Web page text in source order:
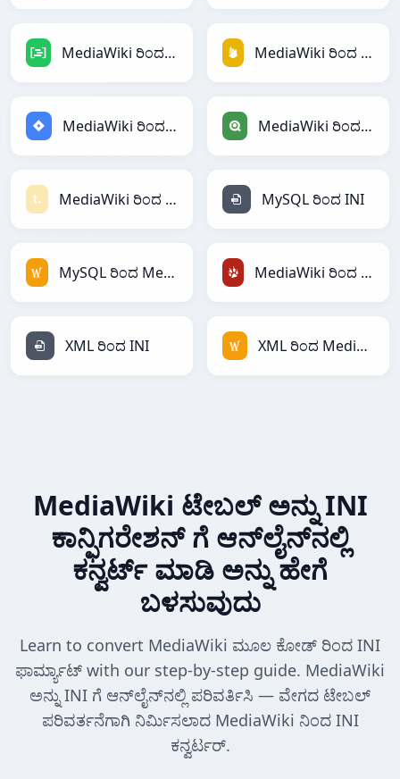
MediaWiki ರಿಂದ DAX MediaWiki ರಿಂದ Firebase
MediaWiki ರಿಂದ Jira MediaWiki ರಿಂದ Qlik
MediaWiki ರಿಂದ Textile MySQL ರಿಂದ INI
MySQL ರಿಂದ MediaWiki MediaWiki ರಿಂದ TracWiki
XML ರಿಂದ INI XML ರಿಂದ MediaWiki
MediaWiki ಟೇಬಲ್ ಅನ್ನು INI
ಕಾನ್ಫಿಗರೇಶನ್ ಗೆ ಆನ್‌ಲೈನ್‌ನಲ್ಲಿ
ಕನ್ವರ್ಟ್ ಮಾಡಿ ಅನ್ನು ಹೇಗೆ
ಬಳಸುವುದು
Learn to convert MediaWiki ಮೂಲ ಕೋಡ್ ರಿಂದ INI
ಫಾರ್ಮ್ಯಾಟ್ with our step-by-step guide. MediaWiki
ಅನ್ನು INI ಗೆ ಆನ್‌ಲೈನ್‌ನಲ್ಲಿ ಪರಿವರ್ತಿಸಿ — ವೇಗದ ಟೇಬಲ್
ಪರಿವರ್ತನೆಗಾಗಿ ನಿರ್ಮಿಸಲಾದ MediaWiki ನಿಂದ INI
ಕನ್ವರ್ಟರ್.